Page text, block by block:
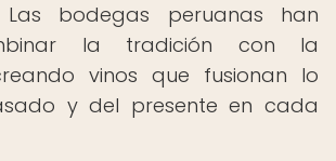
Las bodegas peruanas han
la tradición con la
vinos que fusionan lo
y del presente en cada